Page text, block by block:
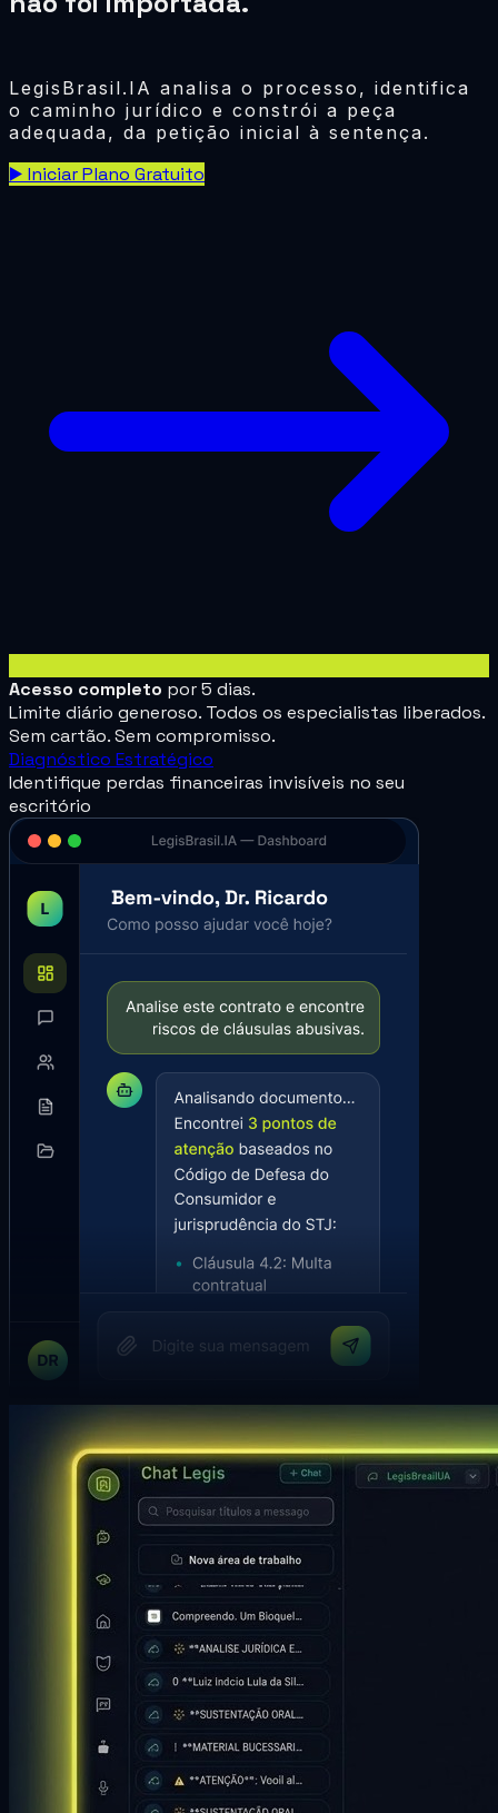
LegisBrasil.IA analisa o processo, identifica
o caminho jurídico e constrói a peça
adequada, da petição inicial à sentença.
▶️ Iniciar Plano Gratuito
Acesso completo por 5 dias.
Limite diário generoso. Todos os especialistas liberados.
Sem cartão. Sem compromisso.
Diagnóstico Estratégico
Identifique perdas financeiras invisíveis no seu
escritório